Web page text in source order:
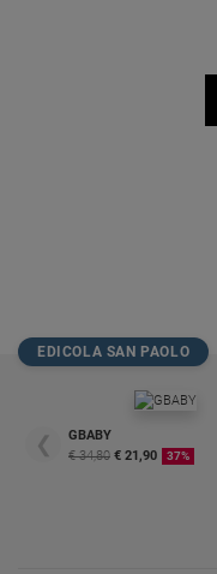
EDICOLA SAN PAOLO
❮
GBABY
€ 34,80 € 21,90 37%